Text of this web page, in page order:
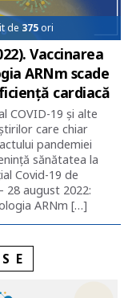
de 375ori
Vaccinarea
ARNm scade
cardiacă
COVID-19 și alte
care chiar
pandemiei
sănătatea la
Covid-19 de
28 august 2022:
ARNm […]